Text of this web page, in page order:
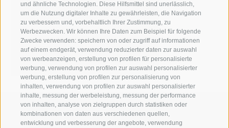
und ähnliche Technologien. Diese Hilfsmittel sind unerlässlich,
um die Nutzung digitaler Inhalte zu gewährleisten, die Navigation
zu verbessern und, vorbehaltlich Ihrer Zustimmung, zu
Werbezwecken. Wir können Ihre Daten zum Beispiel für folgende
Zwecke verwenden: speichern von oder zugriff auf informationen
auf einem endgerät, verwendung reduzierter daten zur auswahl
von werbeanzeigen, erstellung von profilen für personalisierte
werbung, verwendung von profilen zur auswahl personalisierter
werbung, erstellung von profilen zur personalisierung von
inhalten, verwendung von profilen zur auswahl personalisierter
inhalte, messung der werbeleistung, messung der performance
von inhalten, analyse von zielgruppen durch statistiken oder
kombinationen von daten aus verschiedenen quellen,
entwicklung und verbesserung der angebote, verwendung
Manuela Irsara
T +39 0471 094 235
manuela.irsara[at]idm-
suedtirol.com